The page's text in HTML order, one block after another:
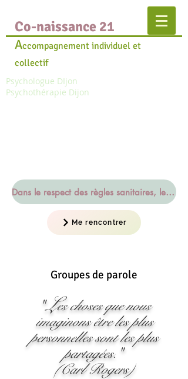
Co-naissance 21
Accompagnement individuel et
collectif
Psychologue DIjon
Psychothérapie Dijon
Dans le respect des règles sanitaires, le cabinet est ouvert
Me rencontrer
Groupes de parole
"Les choses que nous
imaginons être les plus
personnelles sont les plus
partagées."
(Carl Rogers)